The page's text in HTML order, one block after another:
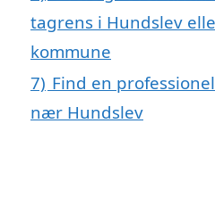
tagrens i Hundslev
kommune
7) Find en
nær Hundslev